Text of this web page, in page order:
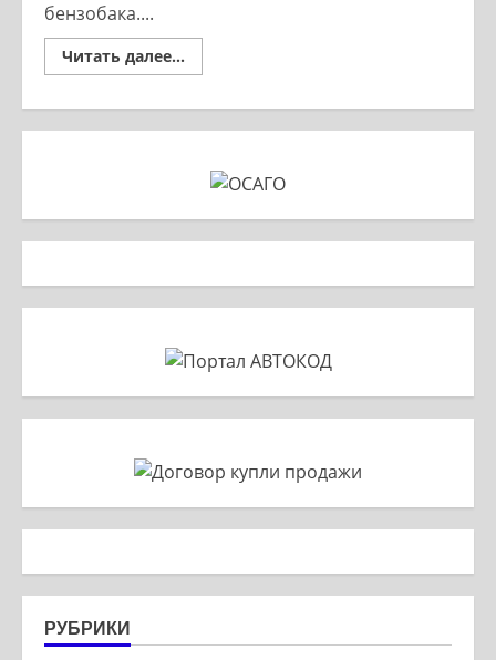
бензобака....
Читать далее...
more
бензобаке
беспокойтесь
уберём
РУБРИКИ